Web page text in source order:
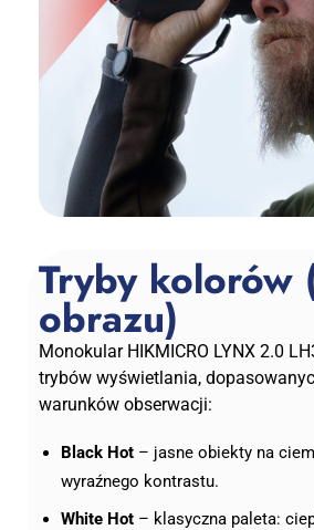
Tryby kolorów
obrazu)
Monokular HIKMICRO LYNX 2.0
trybów wyświetlania,
warunków obserwacji:
Black Hot – jasne obiekty na
wyraźnego kontrastu.
White Hot – klasyczna paleta: